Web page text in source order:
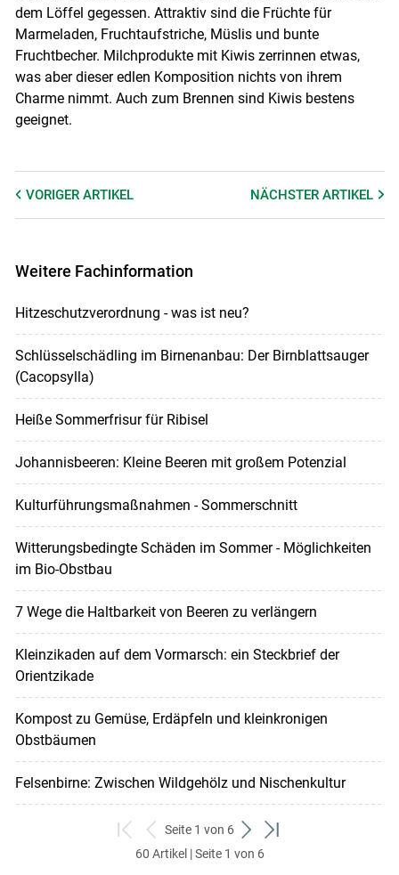
dem Löffel gegessen. Attraktiv sind die Früchte für
Marmeladen, Fruchtaufstriche, Müslis und bunte
Fruchtbecher. Milchprodukte mit Kiwis zerrinnen etwas,
was aber dieser edlen Komposition nichts von ihrem
Charme nimmt. Auch zum Brennen sind Kiwis bestens
geeignet.
VORIGER ARTIKEL NÄCHSTERARTIKEL
Weitere Fachinformation
Hitzeschutzverordnung - was ist neu?
Schlüsselschädling im Birnenanbau: Der Birnblattsauger
(Cacopsylla)
Heiße Sommerfrisur für Ribisel
Johannisbeeren: Kleine Beeren mit großem Potenzial
Kulturführungsmaßnahmen - Sommerschnitt
Witterungsbedingte Schäden im Sommer - Möglichkeiten
im Bio-Obstbau
7 Wege die Haltbarkeit von Beeren zu verlängern
Kleinzikaden auf dem Vormarsch: ein Steckbrief der
Orientzikade
Kompost zu Gemüse, Erdäpfeln und kleinkronigen
Obstbäumen
Felsenbirne: Zwischen Wildgehölz und Nischenkultur
zum
ersten
zurück
zum
Seite 1 von 6
weiter
zum
zum
60 Artikel | Seite 1 von 6